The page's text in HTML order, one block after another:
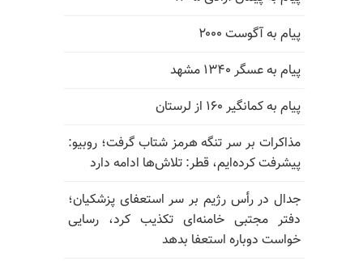
پیام به آگوست ۲۰۰۰
پیام به عسگر ۱۳۴۰ مشهد
پیام به کمانگیر ۱۶۰ از لرستان
مذاکرات بر سر تنگه هرمز شتاب گرفت؛ روبیو:
پیشرفت کرده‌ایم، قطر: تلاش‌ها ادامه دارد
جدال در رأس رژیم بر سر استعفای پزشکیان؛
دفتر مجتبی خامنه‌ای تکذیب کرد، رسایی
خواست دوباره استعفا بدهد